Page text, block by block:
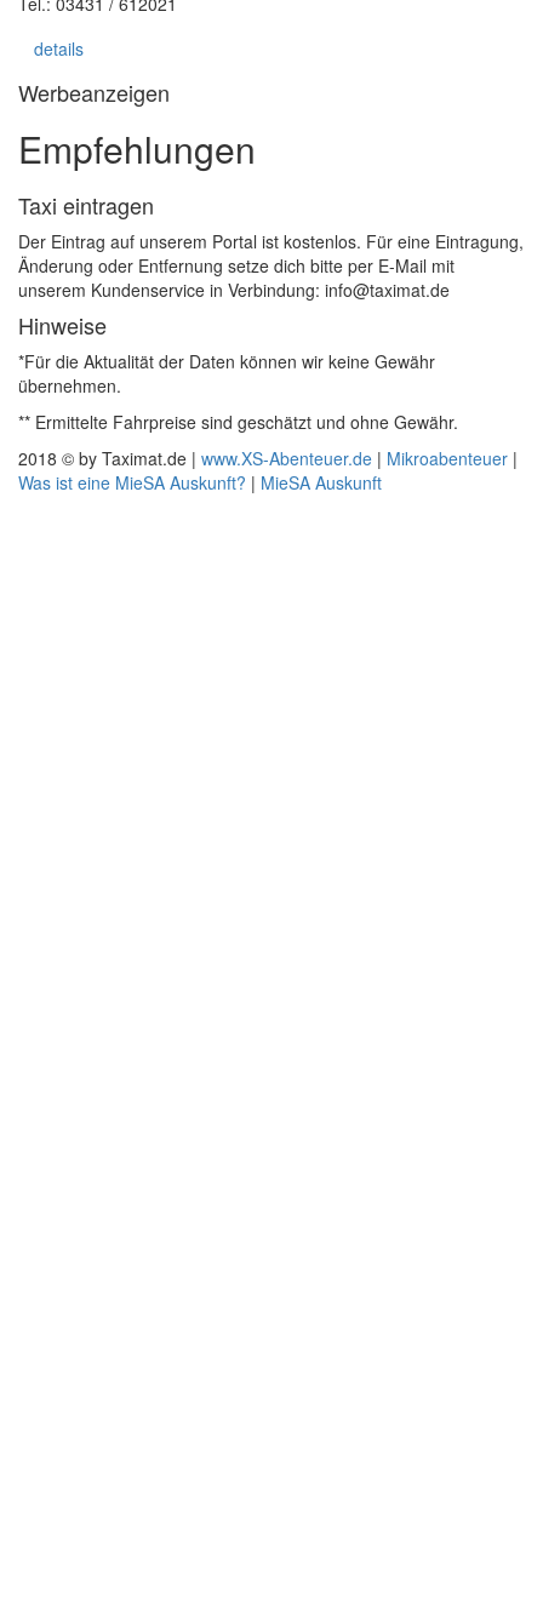
details
Werbeanzeigen
Empfehlungen
Taxi eintragen
Der Eintrag auf unserem Portal ist kostenlos. Für eine Eintragung,
Änderung oder Entfernung setze dich bitte per E-Mail mit
unserem Kundenservice in Verbindung: info@taximat.de
Hinweise
*Für die Aktualität der Daten können wir keine Gewähr
übernehmen.
** Ermittelte Fahrpreise sind geschätzt und ohne Gewähr.
2018 © by Taximat.de | www.XS-Abenteuer.de | Mikroabenteuer |
Was ist eine MieSA Auskunft? | MieSA Auskunft